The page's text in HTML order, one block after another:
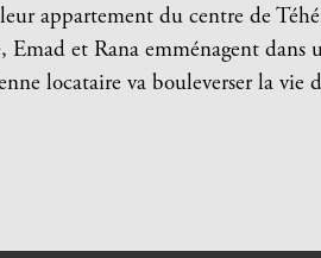
appartement du centre de
Emad et Rana emménagent
locataire va bouleverser la vie